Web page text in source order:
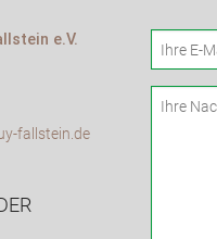
e.V.
fallstein.de